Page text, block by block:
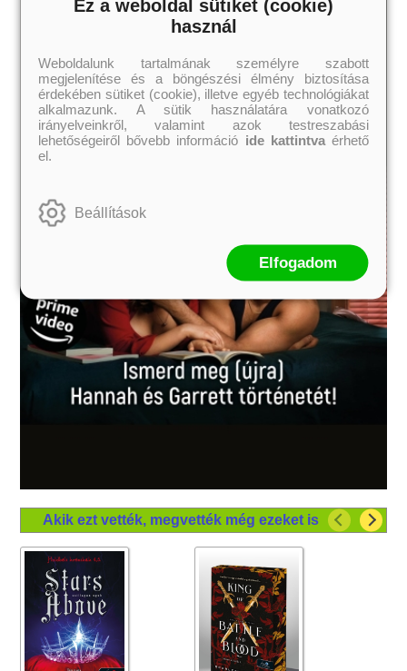
Akik ezt vették, megvették még ezeket is
Ez a weboldal sütiket (cookie)
használ
Weboldalunk tartalmának személyre szabott
megjelenítése és a böngészési élmény biztosítása
érdekében sütiket (cookie), illetve egyéb technológiákat
alkalmazunk. A sütik használatára vonatkozó
irányelveinkről, valamint azok testreszabási
lehetőségeiről bővebb információ ide kattintvaérhető
el.
Beállítások
Elfogadom